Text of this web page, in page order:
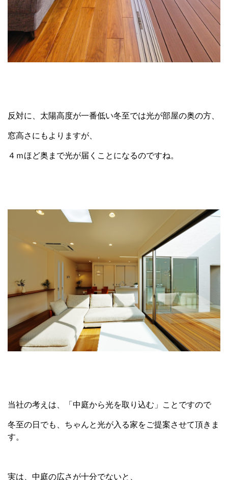
反対に、太陽高度が一番低い冬至では光が部屋の奥の方、
窓高さにもよりますが、
４ｍほど奥まで光が届くことになるのですね。
当社の考えは、「中庭から光を取り込む」ことですので
冬至の日でも、ちゃんと光が入る家をご提案させて頂きま
す。
実は、中庭の広さが十分でないと、